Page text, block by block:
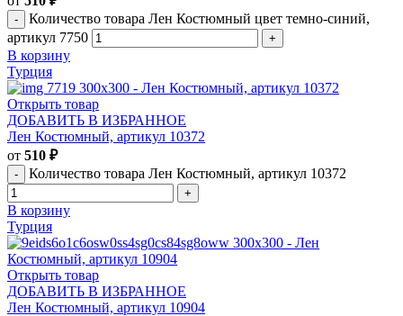
Количество товара Лен Костюмный цвет темно-синий,
артикул 7750
В корзину
Турция
Открыть товар
ДОБАВИТЬ В ИЗБРАННОЕ
Лен Костюмный, артикул 10372
от 510 ₽
Количество товара Лен Костюмный, артикул 10372
В корзину
Турция
Открыть товар
ДОБАВИТЬ В ИЗБРАННОЕ
Лен Костюмный, артикул 10904